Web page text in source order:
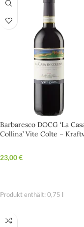
Barbaresco DOCG ‘La
Collina’ Vite Colte –
23,00€
Produkt enthält: 0,75